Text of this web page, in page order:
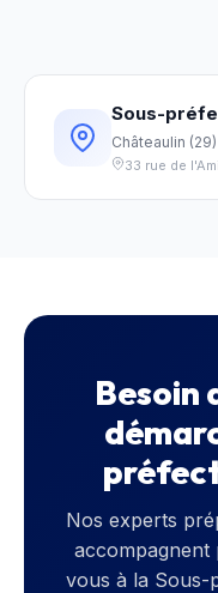
Sous-
Châteaulin (29)
33 rue de
Besoin
Nos experts
vous à la Sous-